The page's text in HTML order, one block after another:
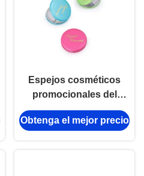
Espejos cosméticos
promocionales del
bolso del acuerdo de la
PU del espejo del
Obtenga el mejor precio